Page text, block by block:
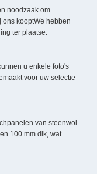
noodzaak om
kooptWe hebben
ter plaatse.
u enkele foto's
voor uw selectie
van steenwol
100 mm dik, wat